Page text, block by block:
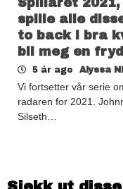
spille alle
to back i bra
bli meg en fryd
5 år ago Alyssa
Vi fortsetter vår serie
radaren for 2021.
Silseth…
Sjekk ut